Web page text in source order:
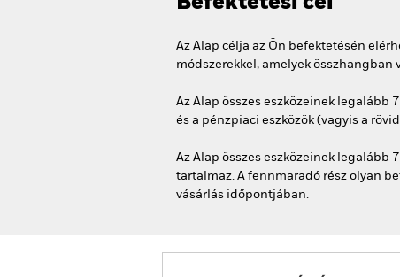
Az Alap célja az Ön befektetésén
módszerekkel, amelyek
Az Alap összes eszközeinek
és a pénzpiaci eszközök (vagyis a
Az Alap összes eszközeinek
tartalmaz. A fennmaradó rész olyan
vásárlás időpontjában.